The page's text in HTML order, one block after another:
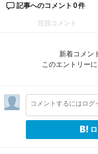
記事へのコメント 0件
注目コメント
新着コメン
このエントリー
コメントするにはログ